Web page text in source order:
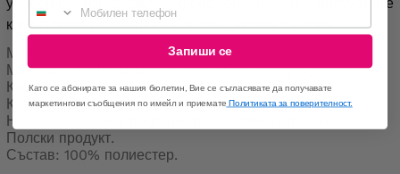
комплименти с усмивка. Стилна, удобна и вечна.
Материал на дантелата: еластична, по-тънка.
Материал на подплатата: еластичен, средно дебел.
Къс ръкав.
Кръгло деколте.
Няма закопчалки, подплънки за рамене или джобове.
Полски продукт.
Състав: 100% полиестер.
Запиши се
Като се абонирате за нашия бюлетин, Вие се съгласявате да получавате
маркетингови съобщения по имейл и приемате Политиката за поверителност.